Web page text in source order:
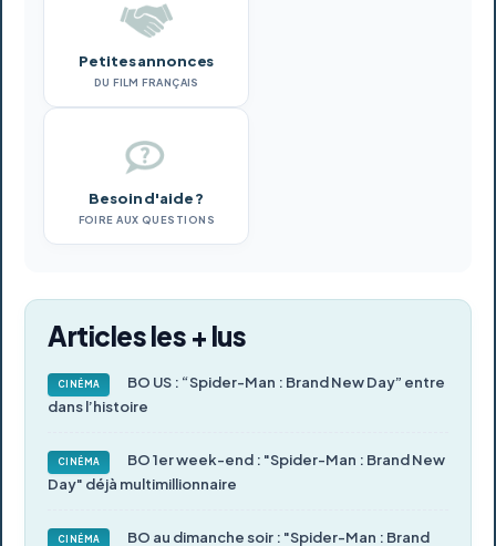
Petites annonces
DU FILM FRANÇAIS
Besoin d'aide ?
FOIRE AUX QUESTIONS
Articles les + lus
CINÉMA
BO US : “Spider-Man : Brand New Day” entre
dans l’histoire
CINÉMA
BO 1er week-end : "Spider-Man : Brand New
Day" déjà multimillionnaire
CINÉMA BO au dimanche soir : "Spider-Man : Brand